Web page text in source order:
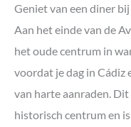
Geniet van een diner
Aan het einde van de
het oude centrum in
voordat je dag in Cádiz
van harte aanraden.
historisch centrum en